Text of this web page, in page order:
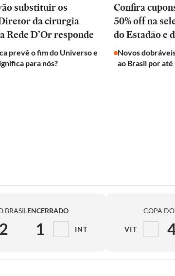
substituir os
da cirurgia
Rede D’Or responde
prevê o fim do Universo e
para nós?
Confira
50% off na
do Estadão e
Novos
ao Brasil por até
BRASILENCERRADO
2 1 INT
COPA DO
VIT